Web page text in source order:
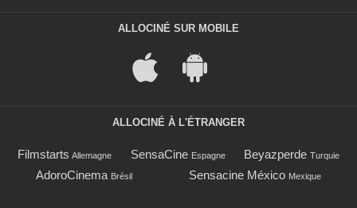
ALLOCINÉ SUR MOBILE
ALLOCINÉ À L'ÉTRANGER
Filmstarts Allemagne SensaCine Espagne Beyazperde Turquie
AdoroCinema Brésil Sensacine México Mexique